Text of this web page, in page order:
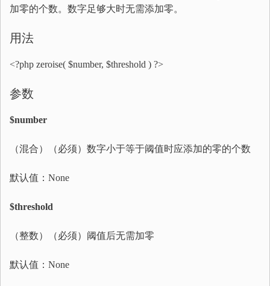
加零的个数。数字足够大时无需添加零。
用法
<?php zeroise( $number, $threshold ) ?>
参数
$number
（混合）（必须）数字小于等于阈值时应添加的零的个数
默认值：None
$threshold
（整数）（必须）阈值后无需加零
默认值：None